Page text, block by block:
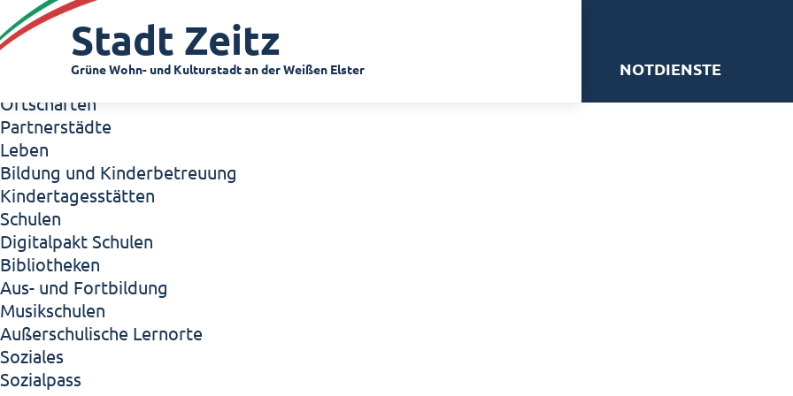
Zeitz - Die Kleinstadt
Willkommen in Zeitz!
Interview mit Oberbürgermeister Christian Thieme
Zeitz - Stadt der Zukunft
Ortschaften
Partnerstädte
Leben
Bildung und Kinderbetreuung
Kindertagesstätten
Schulen
Digitalpakt Schulen
Bibliotheken
Aus- und Fortbildung
Musikschulen
Außerschulische Lernorte
Soziales
Sozialpass
Stadt Zeitz
Grüne Wohn- und Kulturstadt an der Weißen Elster NOTDIENSTE